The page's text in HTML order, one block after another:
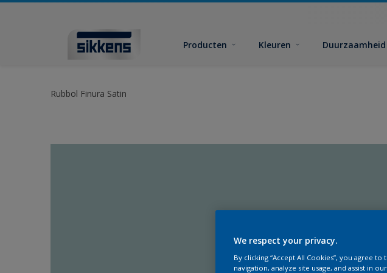
Producten Kleuren Duurzaamheid
Rubbol Finura Satin
We respect your privacy.
By clicking “Accept All Cookies”, you agree
navigation, analyze site usage, and assist in